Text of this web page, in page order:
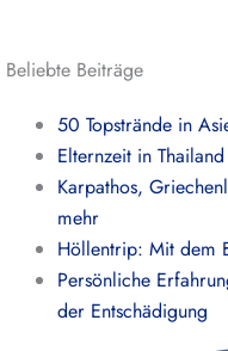
Beliebte Beiträge
50 Topstrände in
Elternzeit in
Karpathos,
mehr
Höllentrip: Mit dem
Persönliche
der Entschädigung